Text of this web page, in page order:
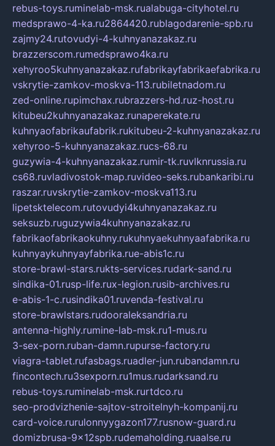
rebus-toys.ruminelab-msk.rualabuga-cityhotel.ru
medsprawo-4-ka.ru2864420.rublagodarenie-spb.ru
zajmy24.rutovudyi-4-kuhnyanazakaz.ru
brazzerscom.rumedsprawo4ka.ru
xehyroo5kuhnyanazakaz.rufabrikayfabrikaefabrika.ru
vskrytie-zamkov-moskva-113.rubiletnadom.ru
zed-online.rupimchax.rubrazzers-hd.ruz-host.ru
kitubeu2kuhnyanazakaz.runaperekate.ru
kuhnyaofabrikaufabrik.rukitubeu-2-kuhnyanazakaz.ru
xehyroo-5-kuhnyanazakaz.rucs-68.ru
guzywia-4-kuhnyanazakaz.rumir-tk.ruvlknrussia.ru
cs68.ruvladivostok-map.ruvideo-seks.rubankaribi.ru
raszar.ruvskrytie-zamkov-moskva113.ru
lipetsktelecom.rutovudyi4kuhnyanazakaz.ru
seksuzb.ruguzywia4kuhnyanazakaz.ru
fabrikaofabrikaokuhny.rukuhnyaekuhnyaafabrika.ru
kuhnyaykuhnyayfabrika.rue-abis1c.ru
store-brawl-stars.rukts-services.rudark-sand.ru
sindika-01.rusp-life.rux-legion.rusib-archives.ru
e-abis-1-c.rusindika01.ruvenda-festival.ru
store-brawlstars.rudooraleksandria.ru
antenna-highly.rumine-lab-msk.ru1-mus.ru
3-sex-porn.ruban-damn.rupurse-factory.ru
viagra-tablet.rufasbags.ruadler-jun.rubandamn.ru
fincontech.ru3sexporn.ru1mus.rudarksand.ru
rebus-toys.ruminelab-msk.rurtdco.ru
seo-prodvizhenie-sajtov-stroitelnyh-kompanij.ru
card-voice.rurulonnyygazon177.rusnow-guard.ru
domizbrusa-9x12spb.rudemaholding.ruaalse.ru